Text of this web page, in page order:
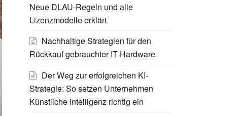
Neue DLAU-Regeln und alle
Lizenzmodelle erklärt
Nachhaltige Strategien für den
Rückkauf gebrauchter IT-Hardware
Der Weg zur erfolgreichen KI-
Strategie: So setzen Unternehmen
Künstliche Intelligenz richtig ein